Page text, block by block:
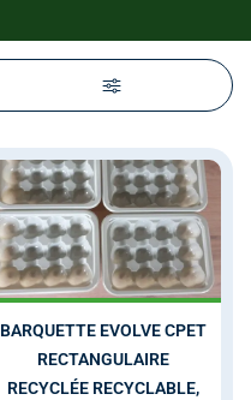
BARQUETTE EVOLVE CPET
RECTANGULAIRE
RECYCLÉE RECYCLABLE,